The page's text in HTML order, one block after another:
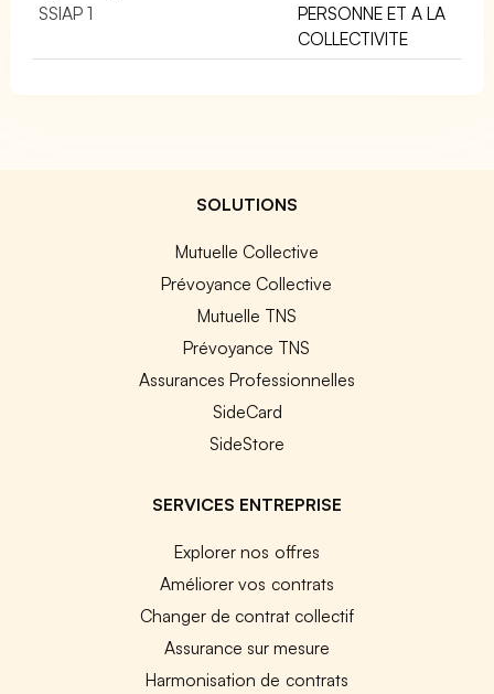
SSIAP 1
PERSONNE ET A LA
COLLECTIVITE
SOLUTIONS
Mutuelle Collective
Prévoyance Collective
Mutuelle TNS
Prévoyance TNS
Assurances Professionnelles
SideCard
SideStore
SERVICES ENTREPRISE
Explorer nos offres
Améliorer vos contrats
Changer de contrat collectif
Assurance sur mesure
Harmonisation de contrats